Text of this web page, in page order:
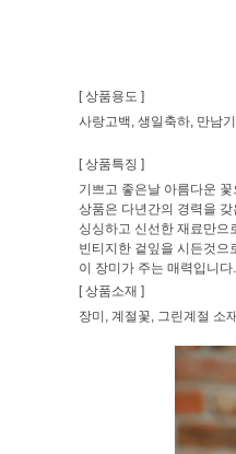
[ 상품용도 ]
사랑고백, 생일축하, 만남
[ 상품특징 ]
기쁘고 좋은날 아름다운
상품은 다년간의 경력을
싱싱하고 신선한 재료만으
빈티지한 겉잎을 시든것으
이 장미가 주는 매력입니다.
[ 상품소재 ]
장미, 계절꽃, 그린계절 소